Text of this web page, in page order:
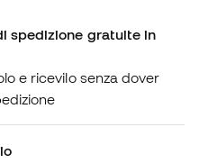
spedizione gratuite in
e ricevilo senza dover